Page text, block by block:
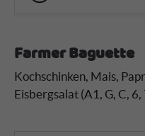
Farmer Baguette
Kochschinken, Mais,
Eisbergsalat (A1, G, C, 6,